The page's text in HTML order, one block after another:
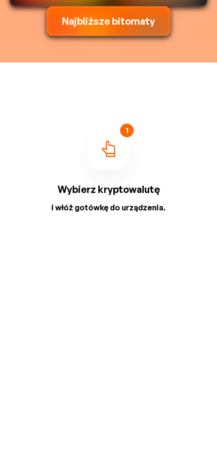
Najbliższe bitomaty
1
Wybierz kryptowalutę
i włóż gotówkę do urządzenia.